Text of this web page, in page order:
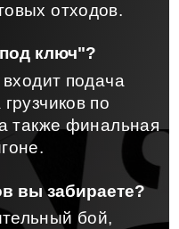
отходов.
ключ"?
подача
по
также финальная
вы забираете?
бой,